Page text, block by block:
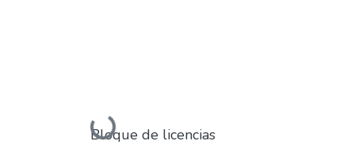
Cargando...
Bloque de licencias